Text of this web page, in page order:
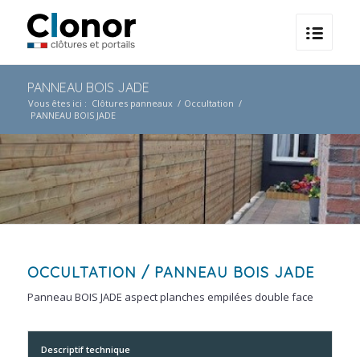
PANNEAU BOIS JADE
Vous êtes ici : Clôtures panneaux / Occultation /
PANNEAU BOIS JADE
OCCULTATION / PANNEAU BOIS JADE
Panneau BOIS JADE aspect planches empilées double face
Descriptif technique